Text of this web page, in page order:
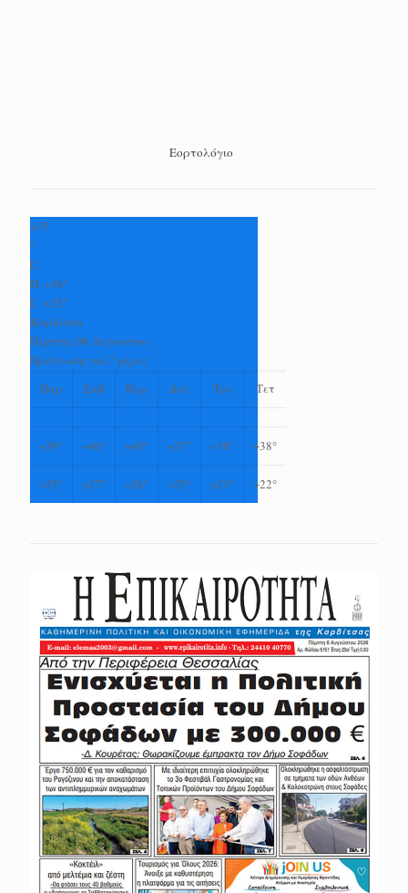
Εορτολόγιο
+35
°
C
H: +36°
L: +25°
Καρδίτσα
Πέμπτη, 06 Αύγουστος
Πρόγνωση για 7 μέρες
Παρ
Σαβ Κυρ Δευ Τρι Τετ
+39° +40° +40° +37° +38° +38°
+25° +27° +26° +25° +23° +22°